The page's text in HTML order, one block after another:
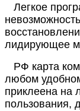
Легкое
лидирующее
РФ карта
любом
приклеена на
пользования,